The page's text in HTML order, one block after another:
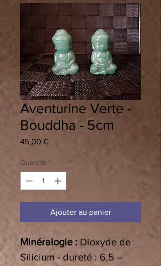
Aventurine Verte -
Bouddha - 5cm
45,00 €Prix
Quantité *
Ajouter au panier
Minéralogie : Dioxyde de
Silicium - dureté : 6,5 –